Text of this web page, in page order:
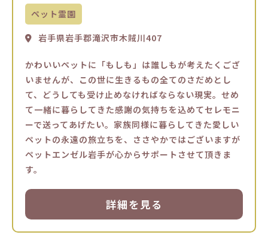
ペット霊園
岩手県岩手郡滝沢市木賊川407
かわいいペットに「もしも」は誰しもが考えたくござ
いませんが、この世に生きるもの全てのさだめとし
て、どうしても受け止めなければならない現実。せめ
て一緒に暮らしてきた感謝の気持ちを込めてセレモニ
ーで送ってあげたい。家族同様に暮らしてきた愛しい
ペットの永遠の旅立ちを、ささやかではございますが
ペットエンゼル岩手が心からサポートさせて頂きま
す。
詳細を見る